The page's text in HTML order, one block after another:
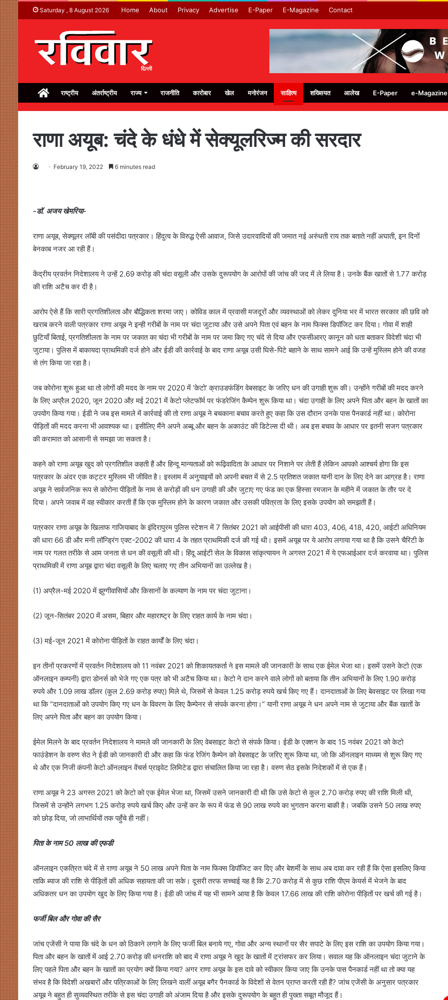
Saturday , 8 August 2026 Home About Privacy Advertise E-Paper E-Magazine Contact
Homeराष्ट्रीय अंतर्राष्ट्रीय राज्य राजनीति कारोबार खेल मनोरंजन साहित्य शख्सियत आलेख E-Paper e-Magazine
राणा अयूब: चंदे के धंधे में सेक्यूलरिज्म की सरदार
February 19, 2022 6 minutes read
-डॉ. अजय खेमरिया-
राणा अयूब, सेक्यूलर लॉबी की पसंदीदा पत्रकार। हिंदुत्व के विरुद्ध ऐसी आवाज, जिसे उदारवादियों की जमात नई अरुंधती राय तक बताते नहीं अघाती, इन दिनों
बेनकाब नजर आ रही हैं।
केंद्रीय प्रवर्तन निदेशालय ने उन्हें 2.69 करोड़ की चंदा वसूली और उसके दुरूपयोग के आरोपों की जांच की जद में ले लिया है। उनके बैंक खातों से 1.77 करोड़
की राशि अटैच कर दी है।
आरोप ऐसे हैं कि सारी प्रगतिशीलता और बौद्धिकता शरमा जाए। कोविड काल में प्रवासी मजदूरों और व्यवस्थाओं को लेकर दुनिया भर में भारत सरकार की छवि को
खराब करने वाली पत्रकार राणा अयूब ने इन्ही गरीबों के नाम पर चंदा जुटाया और उसे अपने पिता एवं बहन के नाम फिक्स डिपॉजिट कर दिया। गोवा में शाही
छुटियाँ बिताई, प्रगतिशीलता के नाम पर जकात का चंदा भी गरीबों के नाम पर जमा किए गए चंदे से दिया और एफसीआरए कानून को धता बताकर विदेशी चंदा भी
जुटाया। पुलिस में बाकायदा प्राथमिकी दर्ज होने और ईडी की कार्रवाई के बाद राणा अयूब उसी घिसे-पिटे बहाने के साथ सामने आई कि उन्हें मुस्लिम होने की वजह
से तंग किया जा रहा है।
जब कोरोना शुरू हुआ था तो लोगों की मदद के नाम पर 2020 में ‘केटो’ क्राउडफंडिंग वेबसाइट के जरिए धन की उगाही शुरू की। उन्होंने गरीबों की मदद करने
के लिए अप्रैल 2020, जून 2020 औऱ मई 2021 में केटो प्लेटफॉर्म पर फंडरेजिंग कैम्पेन शुरू किया था। चंदा उगाही के लिए अपने पिता और बहन के खातों का
उपयोग किया गया। ईडी ने जब इस मामले में कार्रवाई की तो राणा अयूब ने बचकाना बचाव करते हुए कहा कि उस दौरान उनके पास पैनकार्ड नहीं था। कोरोना
पीड़ितों की मदद करना भी आवश्यक था। इसीलिए मैंने अपने अब्बू और बहन के अकाउंट की डिटेल्स दी थी। अब इस बचाव के आधार पर इतनी सजग पत्रकार
की करामात को आसानी से समझा जा सकता है।
कहने को राणा अयूब खुद को प्रगतिशील कहती हैं और हिन्दू मान्यताओं को रूढ़िवादिता के आधार पर निशाने पर लेती हैं लेकिन आपको आश्चर्य होगा कि इस
पत्रकार के अंदर एक कट्टर मुस्लिम भी जीवित है। इस्लाम में अनुयाइयों को अपनी बचत में से 2.5 प्रतिशत जकात यानी दान के लिए देने का आग्रह है। राणा
अयूब ने सार्वजनिक रूप से कोरोना पीड़ितों के नाम से करोड़ों की धन उगाही की और जुटाए गए फंड का एक हिस्सा रमजान के महीने में जकात के तौर पर दे
दिया। अपने जवाब में वह स्वीकार करती हैं कि एक मुस्लिम होने के कारण जकात और उसकी पवित्रता के लिए इसके उपयोग को समझती हैं।
पत्रकार राणा अयूब के खिलाफ गाजियाबाद के इंदिरापुरम पुलिस स्टेशन में 7 सितंबर 2021 को आईपीसी की धारा 403, 406, 418, 420, आईटी अधिनियम
की धारा 66 डी और मनी लॉन्ड्रिंग एक्ट-2002 की धारा 4 के तहत प्राथमिकी दर्ज की गई थी। इसमें अयूब पर ये आरोप लगाया गया था है कि उसने चैरिटी के
नाम पर गलत तरीके से आम जनता से धन की वसूली की थी। हिंदू आईटी सेल के विकास सांकृत्यायन ने अगस्त 2021 में ये एफआईआर दर्ज करवाया था। पुलिस
प्राथमिकी में राणा अयूब द्वारा चंदा वसूली के लिए चलाए गए तीन अभियानों का उल्लेख है।
(1) अप्रैल-मई 2020 में झुग्गीवासियों और किसानों के कल्याण के नाम पर चंदा जुटाना।
(2) जून-सितंबर 2020 में असम, बिहार और महाराष्ट्र के लिए राहत कार्य के नाम चंदा।
(3) मई-जून 2021 में कोरोना पीड़ितों के राहत कार्यों के लिए चंदा।
इन तीनों प्रकरणों में प्रवर्तन निदेशालय को 11 नवंबर 2021 को शिकायतकर्ता ने इस मामले की जानकारी के साथ एक ईमेल भेजा था। इसमें उसने केटो (एक
ऑनलाइन कम्पनी) द्वारा डोनर्स को भेजे गए एक पत्र को भी अटैच किया था। केटो ने दान करने वाले लोगों को बताया कि तीन अभियानों के लिए 1.90 करोड़
रुपये और 1.09 लाख डॉलर (कुल 2.69 करोड़ रुपए) मिले थे, जिसमें से केवल 1.25 करोड़ रुपये खर्च किए गए हैं। दानदाताओं के लिए बेवसाइट पर लिखा गया
था कि “दानदाताओं को उपयोग किए गए धन के विवरण के लिए कैम्पेनर से संपर्क करना होगा।” यानी राणा अयूब ने धन अपने नाम से जुटाया और बैंक खातों के
लिए अपने पिता और बहन का उपयोग किया।
ईमेल मिलने के बाद प्रवर्तन निदेशालय ने मामले की जानकारी के लिए वेबसाइट केटो से संपर्क किया। ईडी के एक्शन के बाद 15 नवंबर 2021 को केटो
फाउंडेशन के वरुण सेठ ने ईडी को जानकारी दी और कहा कि फंड रेजिंग कैम्पेन को वेबसाइट के जरिए शुरू किया था, जो कि ऑनलाइन माध्यम से शुरू किए गए
थे और एक निजी कंपनी केटो ऑनलाइन वेंचर्स प्राइवेट लिमिटेड द्वारा संचालित किया जा रहा है। वरुण सेठ इसके निदेशकों में से एक हैं।
राणा अयूब ने 23 अगस्त 2021 को केटो को एक ईमेल भेजा था, जिसमें उसने जानकारी दी थी कि उसे केटो से कुल 2.70 करोड़ रुपए की राशि मिली थी,
जिसमें से उन्होंने लगभग 1.25 करोड़ रुपये खर्च किए और उन्हें कर के रूप में फंड से 90 लाख रुपये का भुगतान करना बाकी है। जबकि उसने 50 लाख रुपए
को छोड़ दिया, जो लाभार्थियों तक पहुँचे ही नहीं।
पिता के नाम 50 लाख की एफडी
ऑनलाइन एकत्रित चंदे में से राणा अयूब ने 50 लाख अपने पिता के नाम फिक्स डिपॉजिट कर दिए और बेशर्मी के साथ अब दावा कर रही हैं कि ऐसा इसलिए किया
ताकि ब्याज की राशि से पीड़ितों की अधिक सहायता की जा सके। दूसरी तरफ सच्चाई यह है कि 2.70 करोड़ में से कुछ राशि पीएम केयर्स में भेजने के बाद
अधिकतर धन का उपयोग खुद के लिए किया गया है। ईडी की जांच में यह भी सामने आया है कि केवल 17.66 लाख की राशि कोरोना पीड़ितों पर खर्च की गई है।
फर्जी बिल और गोवा की सैर
जांच एजेंसी ने पाया कि चंदे के धन को ठिकाने लगाने के लिए फर्जी बिल बनाये गए, गोवा और अन्य स्थानों पर सैर सपाटे के लिए इस राशि का उपयोग किया गया।
पिता और बहन के खातों में आई 2.70 करोड़ की धनराशि को बाद में राणा अयूब ने खुद के खातों में ट्रांसफर कर लिया। सवाल यह कि ऑनलाइन चंदा जुटाने के
लिए पहले पिता और बहन के खातों का प्रयोग क्यों किया गया? अगर राणा अयूब के इस दावे को स्वीकार किया जाए कि उनके पास पैनकार्ड नहीं था तो क्या यह
संभव है कि विदेशी अखबारों और पत्रिकाओं के लिए लिखने वालीं अयूब बगैर पैनकार्ड के विदेशों से वेतन प्राप्त करती रही हैं? जांच एजेंसी के अनुसार पत्रकार
अयूब ने बहुत ही सुव्यवस्थित तरीके से इस चंदा उगाही को अंजाम दिया है और इसके दुरूपयोग के बहुत ही पुख्ता सबूत मौजूद हैं।